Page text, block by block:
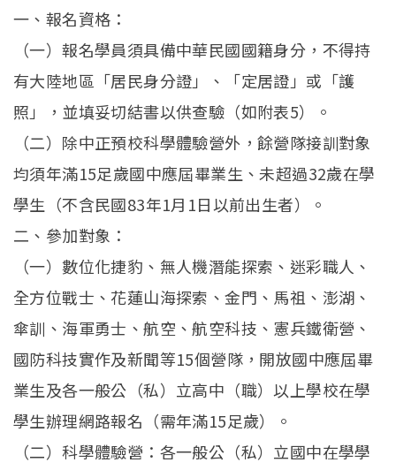
一、報名資格：
（一）報名學員須具備中華民國國籍身分，不得持
有大陸地區「居民身分證」、「定居證」或「護
照」，並填妥切結書以供查驗（如附表5）。
（二）除中正預校科學體驗營外，餘營隊接訓對象
均須年滿15足歲國中應屆畢業生、未超過32歲在學
學生（不含民國83年1月1日以前出生者）。
二、參加對象：
（一）數位化捷豹、無人機潛能探索、迷彩職人、
全方位戰士、花蓮山海探索、金門、馬祖、澎湖、
傘訓、海軍勇士、航空、航空科技、憲兵鐵衛營、
國防科技實作及新聞等15個營隊，開放國中應屆畢
業生及各一般公（私）立高中（職）以上學校在學
學生辦理網路報名（需年滿15足歲）。
（二）科學體驗營：各一般公（私）立國中在學學